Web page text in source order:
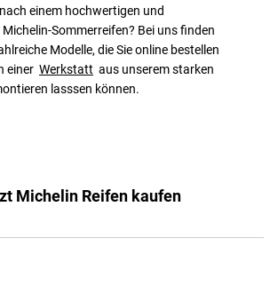
einem hochwertigen und
Michelin-Sommerreifen? Bei uns finden
Modelle, die Sie online bestellen
einer Werkstatt aus unserem starken
lasssen können.
Michelin Reifen kaufen